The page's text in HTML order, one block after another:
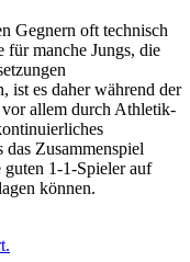
Gegnern oft technisch
für manche Jungs, die
ist es daher während der
allem durch Athletik-
Zusammenspiel
guten 1-1-Spieler auf
können.